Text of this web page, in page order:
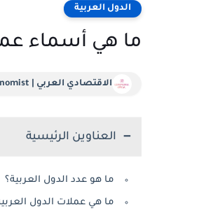
الدول العربية
ما هي أسماء
الاقتصادي العربي | Arab Economist
العناوين الرئيسية
ما هو عدد الدول العربية؟
ما هي عملات الدول